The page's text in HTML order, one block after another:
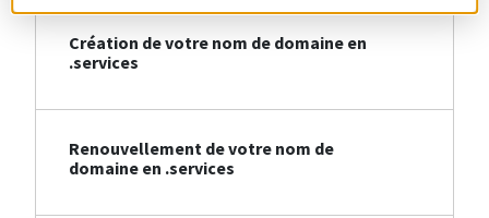
Création de votre nom de domaine en
.services
Renouvellement de votre nom de
domaine en .services